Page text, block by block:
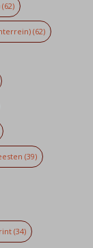
(62)
(62)
(39)
(34)